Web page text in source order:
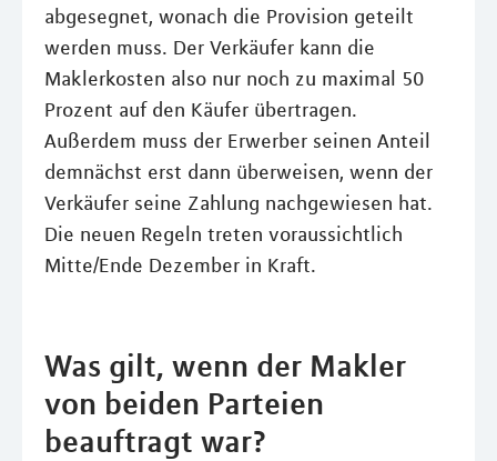
abgesegnet, wonach die Provision geteilt
werden muss. Der Verkäufer kann die
Maklerkosten also nur noch zu maximal 50
Prozent auf den Käufer übertragen.
Außerdem muss der Erwerber seinen Anteil
demnächst erst dann überweisen, wenn der
Verkäufer seine Zahlung nachgewiesen hat.
Die neuen Regeln treten voraussichtlich
Mitte/Ende Dezember in Kraft.
Was gilt, wenn der Makler
von beiden Parteien
beauftragt war?